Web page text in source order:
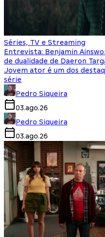
Séries, TV e Streaming
Entrevista: Benjamin
de dualidade de Daeron
Jovem ator é um dos
série
Pedro Siqueira
03.ago.26
Pedro Siqueira
03.ago.26